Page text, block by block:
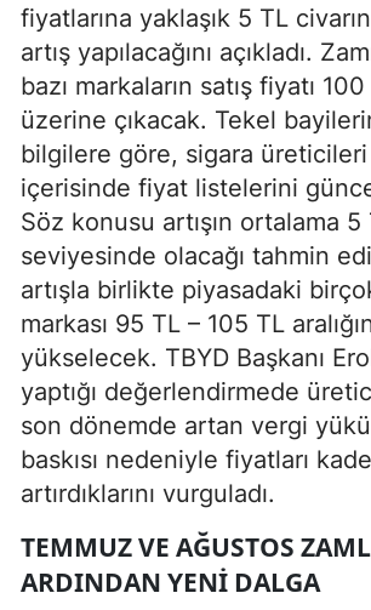
fiyatlarına yaklaşık 5 TL
artış yapılacağını açıkladı.
bazı markaların satış fiyatı 100
üzerine çıkacak. Tekel
bilgilere göre, sigara üreticileri
içerisinde fiyat listelerini
Söz konusu artışın ortalama 5
seviyesinde olacağı tahmin
artışla birlikte piyasadaki
markası 95 TL – 105 TL
yükselecek. TBYD Başkanı
yaptığı değerlendirmede
son dönemde artan vergi
baskısı nedeniyle fiyatları
artırdıklarını vurguladı.
TEMMUZ VE AĞUSTOS
ARDINDAN YENI DALGA